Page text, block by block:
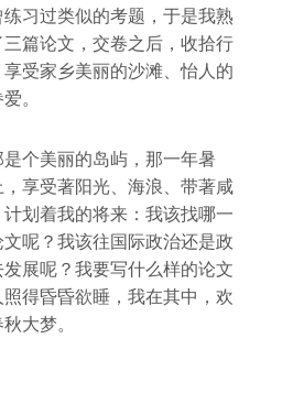
习过类似的考题，于是我熟
篇论文，交卷之后，收拾行
受家乡美丽的沙滩、怡人的
。
个美丽的岛屿，那一年暑
享受著阳光、海浪、带著咸
划着我的将来：我该找哪一
呢？我该往国际政治还是政
展呢？我要写什么样的论文
得昏昏欲睡，我在其中，欢
大梦。